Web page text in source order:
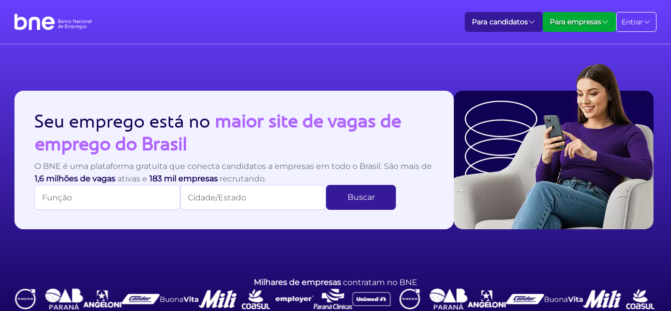
Para candidatos Para empresas Entrar
Seu emprego está no maior site de vagas de
emprego do Brasil
O BNE é uma plataforma gratuita que conecta candidatos a empresas em todo o Brasil. São mais de
1,6 milhões de vagas ativas e 183 mil empresas recrutando.
Buscar
Milhares de empresas contratam no BNE